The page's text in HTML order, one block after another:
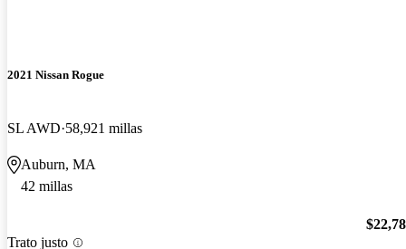
2021 Nissan Rogue
SL AWD 58,921 millas
Auburn, MA
42 millas
Trato justo